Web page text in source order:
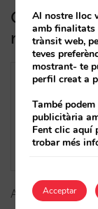
Què hem
millorar el
Acompanya'ns
Al nostre lloc
amb finalitats
trànsit web,
teves
mostrant- te
perfil creat a
També
publicitària
Fent clic aquí
trobar més
Acceptar